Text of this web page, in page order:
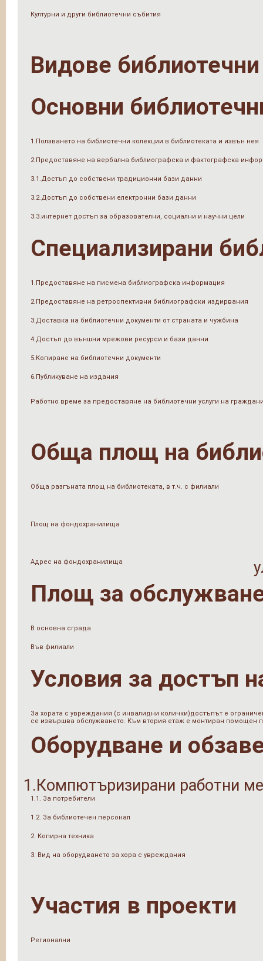
Културни и други библиотечни събития
Видове библиотечни
Основни
1.Ползването на библиотечни колекции в библиотеката и извън нея
2.Предоставяне на вербална библиографска и фактографска
3.1.Достъп до собствени традиционни бази данни
3.2.Достъп до собствени електронни бази данни
3.3.интернет достъп за образователни, социални и научни цели
Специализирани
1.Предоставяне на писмена библиографска информация
2.Предоставяне на ретроспективни библиографски издирвания
3.Доставка на библиотечни документи от страната и чужбина
4.Достъп до външни мрежови ресурси и бази данни
5.Копиране на библиотечни документи
6.Публикуване на издания
Работно време за предоставяне на библиотечни услуги на
Обща площ на
Обща разгъната площ на библиотеката, в т.ч. с филиали
Площ на фондохранилища
Адрес на фондохранилища
Площ за
В основна сграда
Във филиали
Условия за достъп
За хората с увреждания (с инвалидни колички)достъпът е
се извършва обслужването. Към втория етаж е монтиран помощен
Оборудване и
1.Компютъризирани работни
1.1. За потребители
1.2. За библиотечен персонал
2. Копирна техника
3. Вид на оборудването за хора с увреждания
Участия в проекти
Регионални